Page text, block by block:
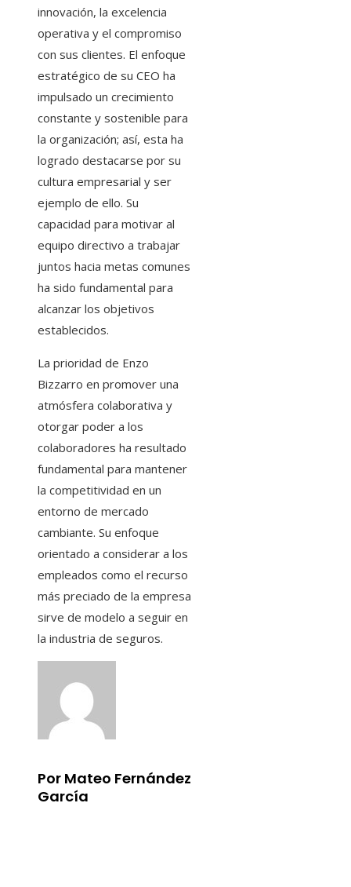
innovación, la excelencia
operativa y el compromiso
con sus clientes. El enfoque
estratégico de su CEO ha
impulsado un crecimiento
constante y sostenible para
la organización; así, esta ha
logrado destacarse por su
cultura empresarial y ser
ejemplo de ello. Su
capacidad para motivar al
equipo directivo a trabajar
juntos hacia metas comunes
ha sido fundamental para
alcanzar los objetivos
establecidos.
La prioridad de Enzo
Bizzarro en promover una
atmósfera colaborativa y
otorgar poder a los
colaboradores ha resultado
fundamental para mantener
la competitividad en un
entorno de mercado
cambiante. Su enfoque
orientado a considerar a los
empleados como el recurso
más preciado de la empresa
sirve de modelo a seguir en
la industria de seguros.
Por Mateo Fernández
García